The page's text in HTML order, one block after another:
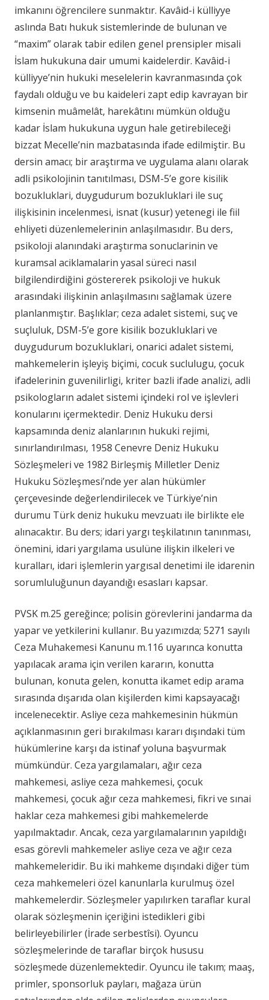
imkanını öğrencilere sunmaktır. Kavâid-i külliyye
aslında Batı hukuk sistemlerinde de bulunan ve
“maxim” olarak tabir edilen genel prensipler misali
İslam hukukuna dair umumi kaidelerdir. Kavâid-i
külliyye’nin hukuki meselelerin kavranmasında çok
faydalı olduğu ve bu kaideleri zapt edip kavrayan bir
kimsenin muâmelât, harekâtını mümkün olduğu
kadar İslam hukukuna uygun hale getirebileceği
bizzat Mecelle’nin mazbatasında ifade edilmiştir. Bu
dersin amacı; bir araştırma ve uygulama alanı olarak
adli psikolojinin tanıtılması, DSM-5’e gore kisilik
bozukluklari, duygudurum bozukluklari ile suç
ilişkisinin incelenmesi, isnat (kusur) yetenegi ile fiil
ehliyeti düzenlemelerinin anlaşılmasıdır. Bu ders,
psikoloji alanındaki araştırma sonuclarinin ve
kuramsal aciklamalarin yasal süreci nasıl
bilgilendirdiğini göstererek psikoloji ve hukuk
arasındaki ilişkinin anlaşılmasını sağlamak üzere
planlanmıştır. Başlıklar; ceza adalet sistemi, suç ve
suçluluk, DSM-5’e gore kisilik bozukluklari ve
duygudurum bozukluklari, onarici adalet sistemi,
mahkemelerin işleyiş biçimi, cocuk suclulugu, çocuk
ifadelerinin guvenilirligi, kriter bazli ifade analizi, adli
psikologların adalet sistemi içindeki rol ve işlevleri
konularını içermektedir. Deniz Hukuku dersi
kapsamında deniz alanlarının hukuki rejimi,
sınırlandırılması, 1958 Cenevre Deniz Hukuku
Sözleşmeleri ve 1982 Birleşmiş Milletler Deniz
Hukuku Sözleşmesi’nde yer alan hükümler
çerçevesinde değerlendirilecek ve Türkiye’nin
durumu Türk deniz hukuku mevzuatı ile birlikte ele
alınacaktır. Bu ders; idari yargı teşkilatının tanınması,
önemini, idari yargılama usulüne ilişkin ilkeleri ve
kuralları, idari işlemlerin yargısal denetimi ile idarenin
sorumluluğunun dayandığı esasları kapsar.
PVSK m.25 gereğince; polisin görevlerini jandarma da
yapar ve yetkilerini kullanır. Bu yazımızda; 5271 sayılı
Ceza Muhakemesi Kanunu m.116 uyarınca konutta
yapılacak arama için verilen kararın, konutta
bulunan, konuta gelen, konutta ikamet edip arama
sırasında dışarıda olan kişilerden kimi kapsayacağı
incelenecektir. Asliye ceza mahkemesinin hükmün
açıklanmasının geri bırakılması kararı dışındaki tüm
hükümlerine karşı da istinaf yoluna başvurmak
mümkündür. Ceza yargılamaları, ağır ceza
mahkemesi, asliye ceza mahkemesi, çocuk
mahkemesi, çocuk ağır ceza mahkemesi, fikri ve sınai
haklar ceza mahkemesi gibi mahkemelerde
yapılmaktadır. Ancak, ceza yargılamalarının yapıldığı
esas görevli mahkemeler asliye ceza ve ağır ceza
mahkemeleridir. Bu iki mahkeme dışındaki diğer tüm
ceza mahkemeleri özel kanunlarla kurulmuş özel
mahkemelerdir. Sözleşmeler yapılırken taraflar kural
olarak sözleşmenin içeriğini istedikleri gibi
belirleyebilirler (İrade serbestîsi). Oyuncu
sözleşmelerinde de taraflar birçok hususu
sözleşmede düzenlemektedir. Oyuncu ile takım; maaş,
primler, sponsorluk payları, mağaza ürün